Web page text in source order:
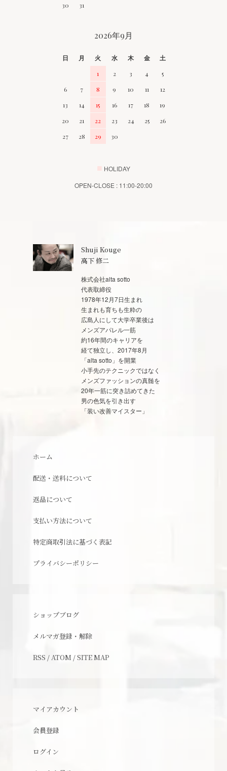
30
31
2026年9月
日 月 火 水 木 金
土
1
2 3 4
5
6
7 8 9 10 11
12
13
14 15 16 17 18
19
20
21 22 23 24 25
26
27
28 29 30
HOLIDAY
OPEN-CLOSE : 11:00-20:00
Shuji Kouge
高下 修二
株式会社alta sotto
代表取締役
1978年12月7日生まれ
生まれも育ちも生粋の
広島人にして大学卒業後は
メンズアパレル一筋
約16年間のキャリアを
経て独立し、2017年8月
「alta sotto」を開業
小手先のテクニックではなく
メンズファッションの真髄を
20年一筋に突き詰めてきた
男の色気を引き出す
「装い改善マイスター」
ホーム
配送・送料について
返品について
支払い方法について
特定商取引法に基づく表記
プライバシーポリシー
ショップブログ
メルマガ登録・解除
RSS / ATOM /SITE MAP
マイアカウント
会員登録
ログイン